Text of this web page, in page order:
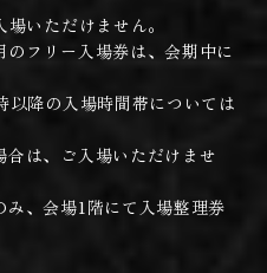
いただけません。
フリー入場券は、会期中に
以降の入場時間帯については
は、ご入場いただけませ
、会場1階にて入場整理券